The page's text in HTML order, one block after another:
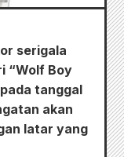
serigala
Boy
tanggal
akan
latar yang